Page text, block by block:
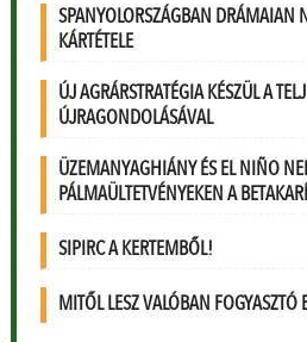
SPANYOLORSZÁGBAN DRÁMAIAN
KÁRTÉTELE
ÚJ AGRÁRSTRATÉGIA KÉSZÜL A
ÚJRAGONDOLÁSÁVAL
ÜZEMANYAGHIÁNY ÉS EL NIÑO
PÁLMAÜLTETVÉNYEKEN A
SIPIRC A KERTEMBŐL!
MITŐL LESZ VALÓBAN FOGYASZTÓ